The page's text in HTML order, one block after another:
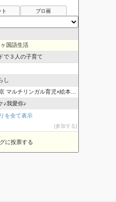
ト ブロ画
国語生活
で３人の子育て
し
ルチリンガル育児×絵本×知育
♪我愛你♪
育児
まま気の向くままに♪
を全て表示
参加する
に投票する